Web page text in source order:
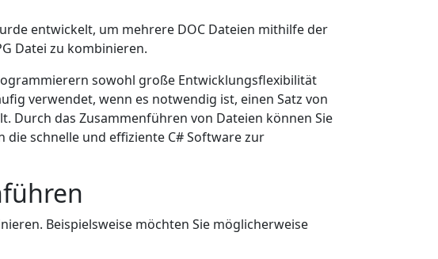
entwickelt, um mehrere DOC Dateien mithilfe der
Datei zu kombinieren.
sowohl große Entwicklungsflexibilität
verwendet, wenn es notwendig ist, einen Satz von
Durch das Zusammenführen von Dateien können Sie
die schnelle und effiziente C# Software zur
Beispielsweise möchten Sie möglicherweise